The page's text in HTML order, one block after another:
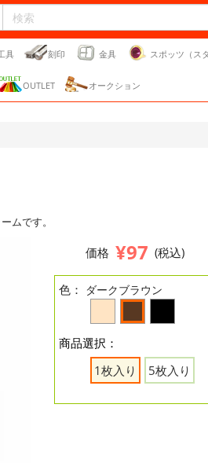
具 刻印 金具 スポッツ（ス
OUTLET オークション
ムです。
価格 ¥97 (税込)
色： ダークブラウン
商品選択：
1枚入り
5枚入り